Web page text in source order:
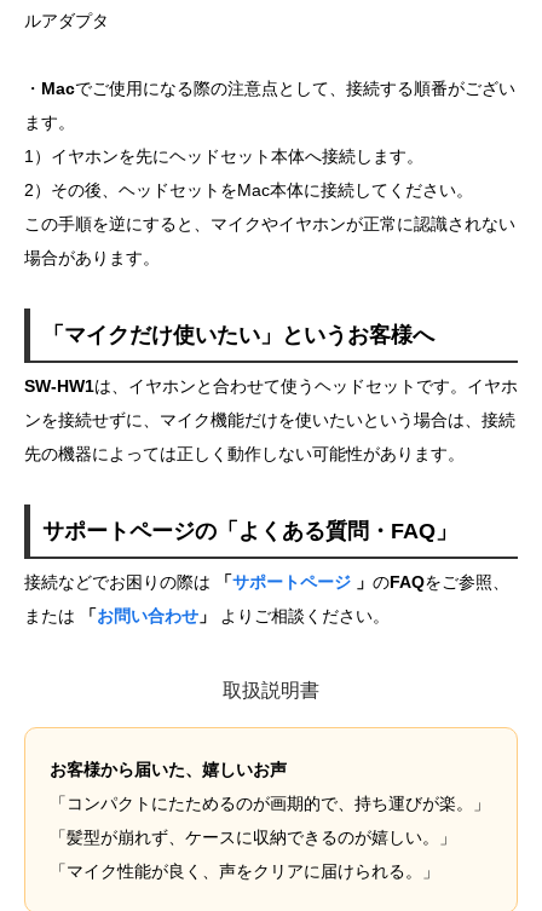
ルアダプタ
・ Macでご使用になる際の注意点として、接続する順番がござい
ます。
1）イヤホンを先にヘッドセット本体へ接続します。
2）その後、ヘッドセットをMac本体に接続してください。
この手順を逆にすると、マイクやイヤホンが正常に認識されない
場合があります。
「マイクだけ使いたい」というお客様へ
SW-HW1は、イヤホンと合わせて使うヘッドセットです。イヤホ
ンを接続せずに、マイク機能だけを使いたいという場合は、接続
先の機器によっては正しく動作しない可能性があります。
サポートページの「よくある質問・FAQ」
接続などでお困りの際は 「サポートページ 」 のFAQをご参照、
または
「お問い合わせ 」 よりご相談ください。
取扱説明書
お客様から届いた、嬉しいお声
「コンパクトにたためるのが画期的で、持ち運びが楽。」
「髪型が崩れず、ケースに収納できるのが嬉しい。」
「マイク性能が良く、声をクリアに届けられる。」